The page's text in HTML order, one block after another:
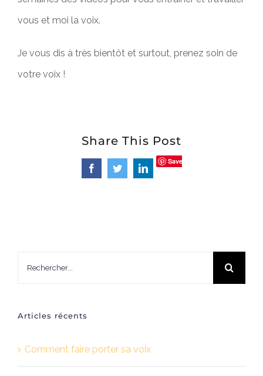
vous et moi la voix.
Je vous dis à très bientôt et surtout, prenez soin de
votre voix !
Share This Post
FacebookTwitterLinkedIn
Save
Articles récents
Comment faire porter sa voix